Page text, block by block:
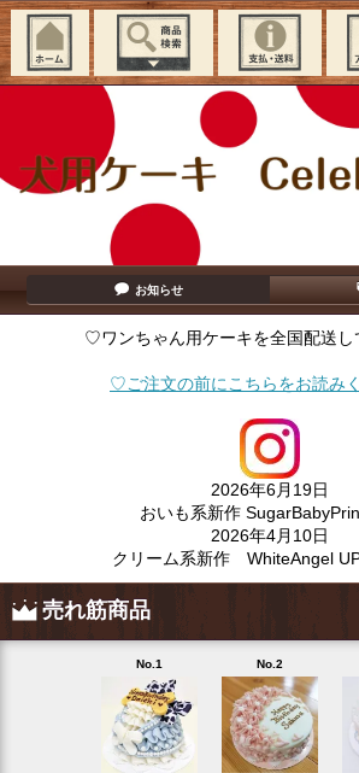
お知らせ
♡ワンちゃん用ケーキを全国配送
♡ご注文の前にこちらをお読み
2026年6月19日
おいも系新作
2026年4月10日
クリーム系新作 WhiteAngel
売れ筋商品
No.1 No.2